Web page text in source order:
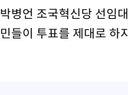
박병언 조국혁신당 선임
민들이 투표를 제대로 하